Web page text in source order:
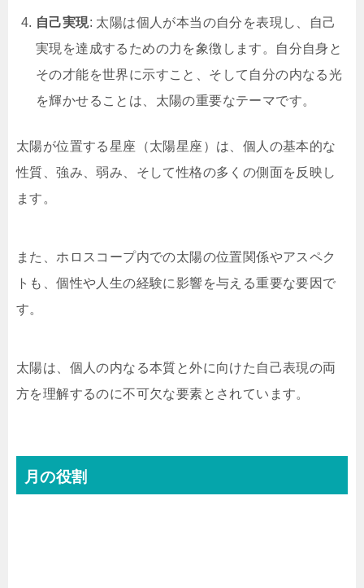
自己実現: 太陽は個人が本当の自分を表現し、自己
実現を達成するための力を象徴します。自分自身と
その才能を世界に示すこと、そして自分の内なる光
を輝かせることは、太陽の重要なテーマです。
太陽が位置する星座（太陽星座）は、個人の基本的な
性質、強み、弱み、そして性格の多くの側面を反映し
ます。
また、ホロスコープ内での太陽の位置関係やアスペク
トも、個性や人生の経験に影響を与える重要な要因で
す。
太陽は、個人の内なる本質と外に向けた自己表現の両
方を理解するのに不可欠な要素とされています。
月の役割